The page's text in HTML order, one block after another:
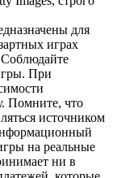
для
играх
При
Помните, что
источником
на реальные
ни в